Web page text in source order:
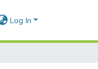
Log In